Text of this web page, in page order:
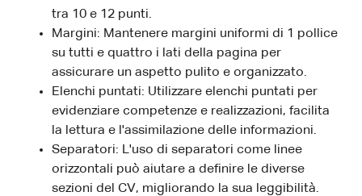
tra 10 e 12 punti.
Margini: Mantenere margini uniformi di 1 pollice
su tutti e quattro i lati della pagina per
assicurare un aspetto pulito e organizzato.
Elenchi puntati: Utilizzare elenchi puntati per
evidenziare competenze e realizzazioni, facilita
la lettura e l'assimilazione delle informazioni.
Separatori: L'uso di separatori come linee
orizzontali può aiutare a definire le diverse
sezioni del CV, migliorando la sua leggibilità.